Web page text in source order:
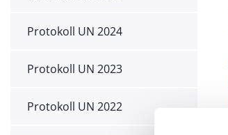
Protokoll UN 2024
Protokoll UN 2023
Protokoll UN 2022